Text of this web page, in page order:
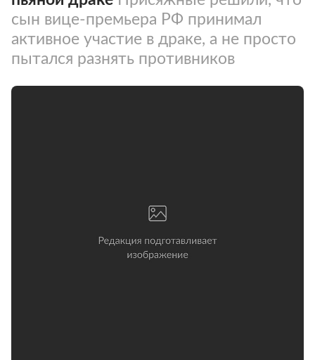
сын вице-премьера РФ принимал
активное участие в драке, а не просто
пытался разнять противников